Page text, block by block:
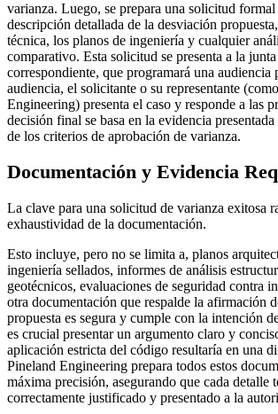
varianza. Luego, se prepara una solicitud
descripción detallada de la desviación
técnica, los planos de ingeniería y cualquier
comparativo. Esta solicitud se presenta a la
correspondiente, que programará una audiencia
audiencia, el solicitante o su representante
Engineering) presenta el caso y responde a las
decisión final se basa en la evidencia
de los criterios de aprobación de varianza.
Documentación y Evidencia
La clave para una solicitud de varianza exitosa
exhaustividad de la documentación.
Esto incluye, pero no se limita a, planos
ingeniería sellados, informes de análisis
geotécnicos, evaluaciones de seguridad contra
otra documentación que respalde la afirmación
propuesta es segura y cumple con la intención
es crucial presentar un argumento claro y
aplicación estricta del código resultaría en una
Pineland Engineering prepara todos estos
máxima precisión, asegurando que cada detalle
correctamente justificado y presentado a la